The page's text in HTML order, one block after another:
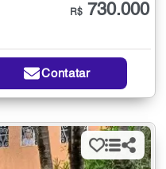
R$ 730.000
Contatar